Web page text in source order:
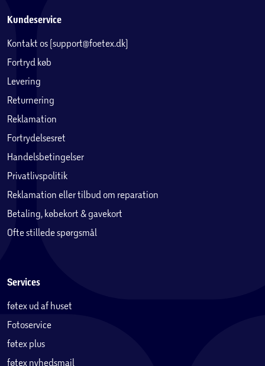
Kundeservice
Kontakt os (support@foetex.dk)
Fortryd køb
Levering
Returnering
Reklamation
Fortrydelsesret
Handelsbetingelser
Privatlivspolitik
Reklamation eller tilbud om reparation
Betaling, købekort & gavekort
Ofte stillede spørgsmål
Services
føtex ud af huset
Fotoservice
føtex plus
føtex nyhedsmail